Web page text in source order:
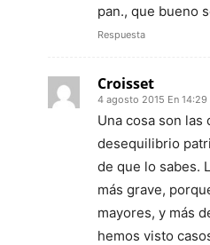
pan., que bueno
Respuesta
Croisset
4 agosto 2015 En 14:29
Una cosa son las
desequilibrio
de que lo sabes.
más grave,
mayores, y más
hemos visto